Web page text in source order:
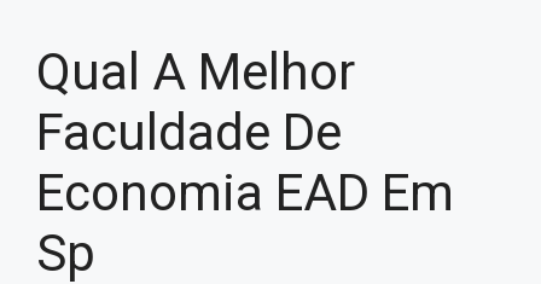
Qual A Melhor
Faculdade De
Economia EAD Em
Sp